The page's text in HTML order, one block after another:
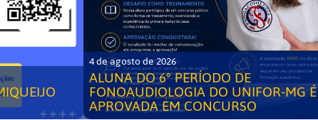
4 de agosto de 2026
ALUNA DO 6° PERÍODO DE
FONOAUDIOLOGIA DO UNIFOR-MG É
APROVADA EM CONCURSO